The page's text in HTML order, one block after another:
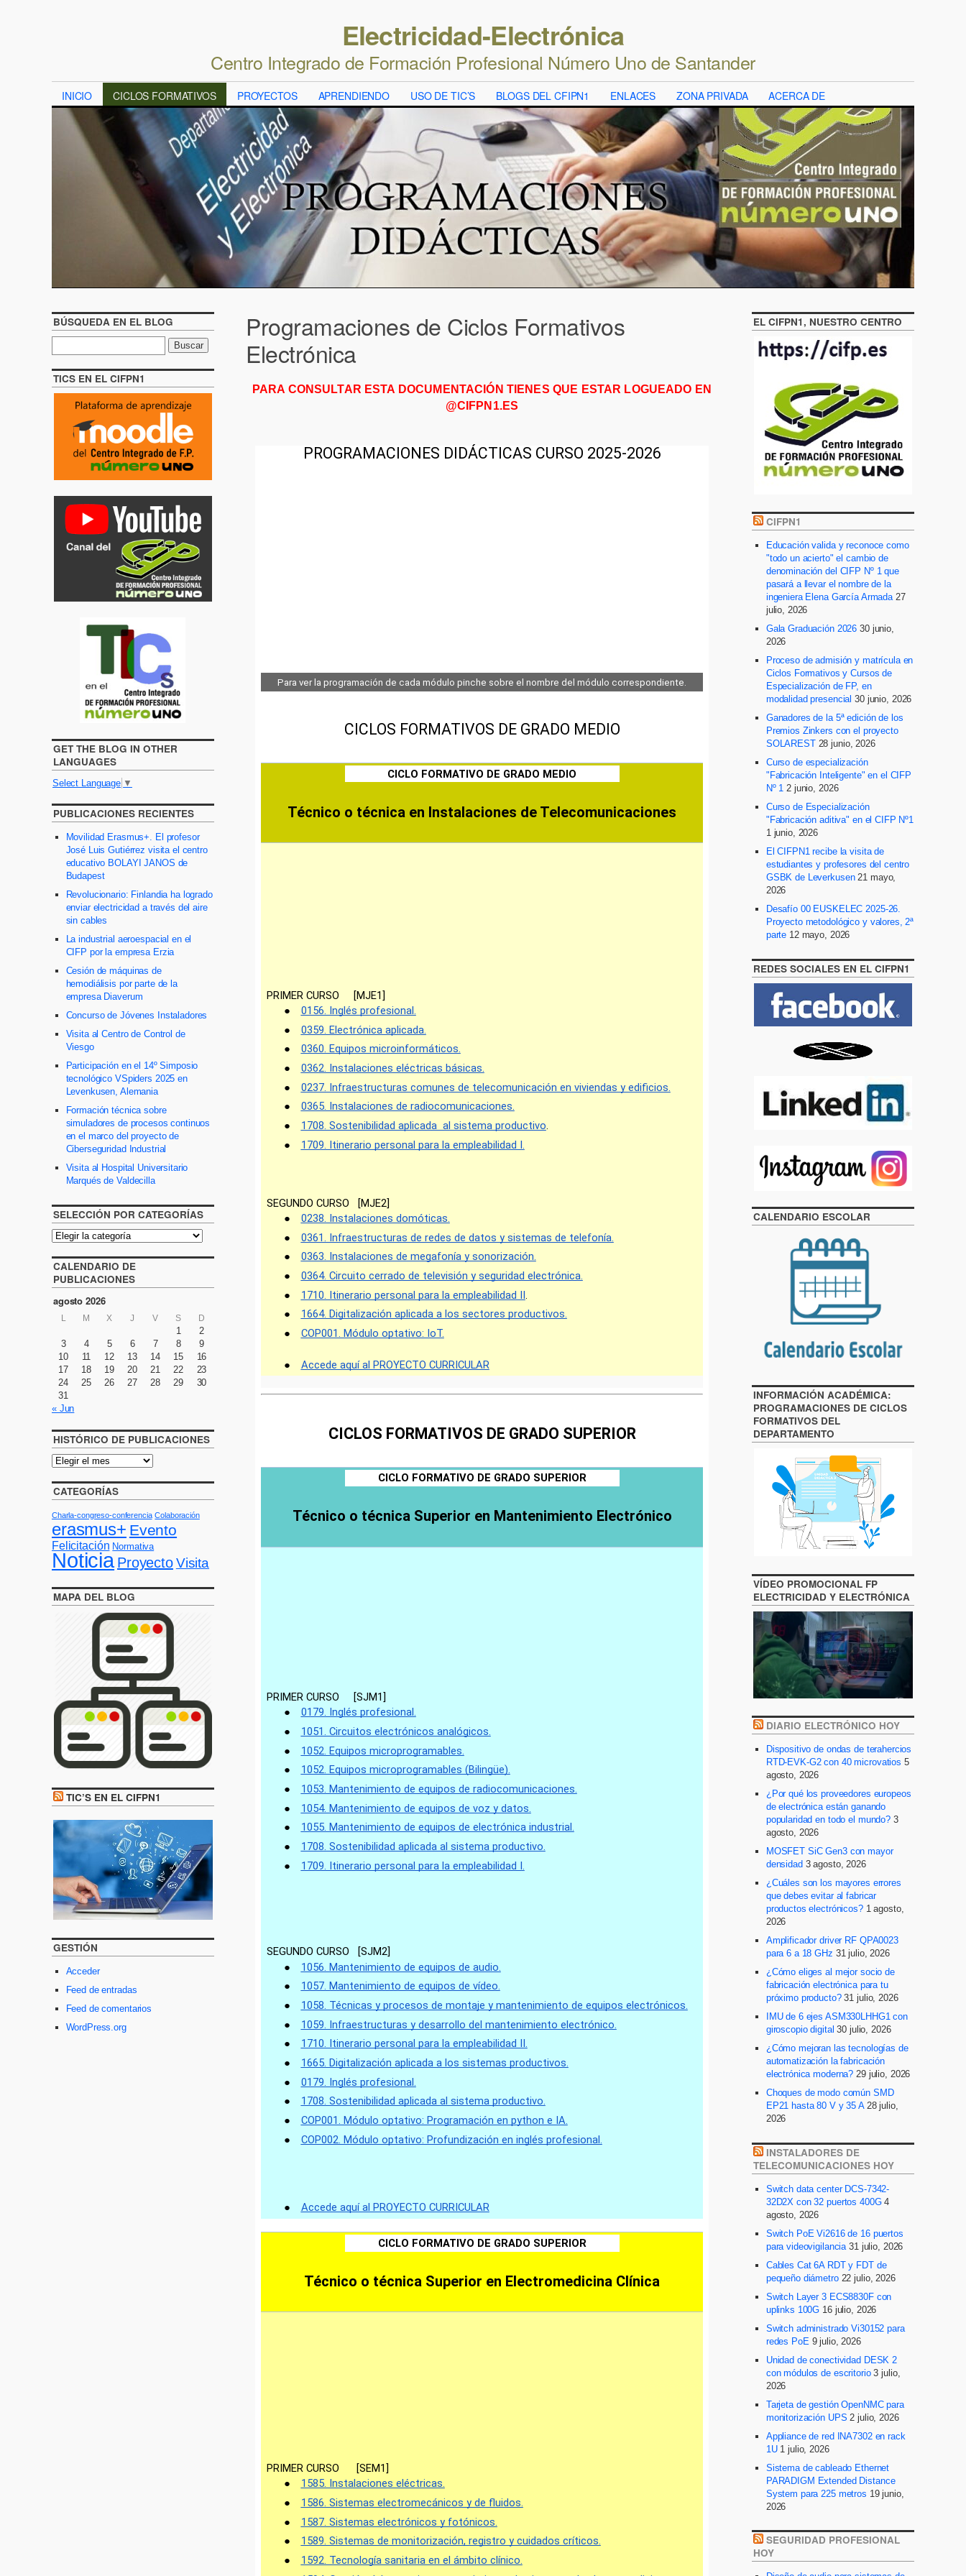
Electricidad-Electrónica
Centro Integrado de Formación Profesional Número Uno de Santander
INICIO CICLOS FORMATIVOS PROYECTOS APRENDIENDO USO DE TIC’S BLOGS DEL CFIPN1 ENLACES ZONA PRIVADA ACERCA DE
Programaciones de Ciclos Formativos
Electrónica
PARA CONSULTAR ESTA DOCUMENTACIÓN TIENES QUE ESTAR LOGUEADO EN
@CIFPN1.ES
BÚSQUEDA EN EL BLOG
TICS EN EL CIFPN1
GET THE BLOG IN OTHER
LANGUAGES
Select Language ▼
PUBLICACIONES RECIENTES
Movilidad Erasmus+. El profesor
José Luis Gutiérrez visita el centro
educativo BOLAYI JANOS de
Budapest
Revolucionario: Finlandia ha logrado
enviar electricidad a través del aire
sin cables
La industrial aeroespacial en el
CIFP por la empresa Erzia
Cesión de máquinas de
hemodiálisis por parte de la
empresa Diaverum
Concurso de Jóvenes Instaladores
Visita al Centro de Control de
Viesgo
Participación en el 14º Simposio
tecnológico VSpiders 2025 en
Levenkusen, Alemania
Formación técnica sobre
simuladores de procesos continuos
en el marco del proyecto de
Ciberseguridad Industrial
Visita al Hospital Universitario
Marqués de Valdecilla
SELECCIÓN POR CATEGORÍAS
CALENDARIO DE
PUBLICACIONES
agosto 2026
L M X J V S D
1
2
3
4 5 6 7 8
9
10
11 12 13 14 15
16
17
18 19 20 21 22
23
24
25 26 27 28 29
30
31
« Jun
HISTÓRICO DE PUBLICACIONES
CATEGORÍAS
Charla-congreso-conferencia Colaboración
erasmus+ Evento
Felicitación Normativa
Noticia ProyectoVisita
MAPA DEL BLOG
TIC’S EN EL CIFPN1
GESTIÓN
Acceder
Feed de entradas
Feed de comentarios
WordPress.org
EL CIFPN1, NUESTRO CENTRO
CIFPN1
Educación valida y reconoce como
"todo un acierto" el cambio de
denominación del CIFP Nº 1 que
pasará a llevar el nombre de la
ingeniera Elena García Armada 27
julio, 2026
Gala Graduación 2026 30 junio,
2026
Proceso de admisión y matrícula en
Ciclos Formativos y Cursos de
Especialización de FP, en
modalidad presencial 30 junio, 2026
Ganadores de la 5ª edición de los
Premios Zinkers con el proyecto
SOLAREST 28 junio, 2026
Curso de especialización
"Fabricación Inteligente" en el CIFP
Nº 1 2 junio, 2026
Curso de Especialización
"Fabricación aditiva" en el CIFP Nº1
1 junio, 2026
El CIFPN1 recibe la visita de
estudiantes y profesores del centro
GSBK de Leverkusen 21 mayo,
2026
Desafío 00 EUSKELEC 2025-26.
Proyecto metodológico y valores, 2ª
parte 12 mayo, 2026
REDES SOCIALES EN EL CIFPN1
CALENDARIO ESCOLAR
INFORMACIÓN ACADÉMICA:
PROGRAMACIONES DE CICLOS
FORMATIVOS DEL
DEPARTAMENTO
VÍDEO PROMOCIONAL FP
ELECTRICIDAD Y ELECTRÓNICA
DIARIO ELECTRÓNICO HOY
Dispositivo de ondas de terahercios
RTD-EVK-G2 con 40 microvatios 5
agosto, 2026
¿Por qué los proveedores europeos
de electrónica están ganando
popularidad en todo el mundo? 3
agosto, 2026
MOSFET SiC Gen3 con mayor
densidad 3 agosto, 2026
¿Cuáles son los mayores errores
que debes evitar al fabricar
productos electrónicos? 1 agosto,
2026
Amplificador driver RF QPA0023
para 6 a 18 GHz 31 julio, 2026
¿Cómo eliges al mejor socio de
fabricación electrónica para tu
próximo producto? 31 julio, 2026
IMU de 6 ejes ASM330LHHG1 con
giroscopio digital 30 julio, 2026
¿Cómo mejoran las tecnologías de
automatización la fabricación
electrónica moderna? 29 julio, 2026
Choques de modo común SMD
EP21 hasta 80 V y 35 A 28 julio,
2026
INSTALADORES DE
TELECOMUNICACIONES HOY
Switch data center DCS-7342-
32D2X con 32 puertos 400G 4
agosto, 2026
Switch PoE Vi2616 de 16 puertos
para videovigilancia 31 julio, 2026
Cables Cat 6A RDT y FDT de
pequeño diámetro 22 julio, 2026
Switch Layer 3 ECS8830F con
uplinks 100G 16 julio, 2026
Switch administrado Vi30152 para
redes PoE 9 julio, 2026
Unidad de conectividad DESK 2
con módulos de escritorio 3 julio,
2026
Tarjeta de gestión OpenNMC para
monitorización UPS 2 julio, 2026
Appliance de red INA7302 en rack
1U 1 julio, 2026
Sistema de cableado Ethernet
PARADIGM Extended Distance
System para 225 metros 19 junio,
2026
SEGURIDAD PROFESIONAL
HOY